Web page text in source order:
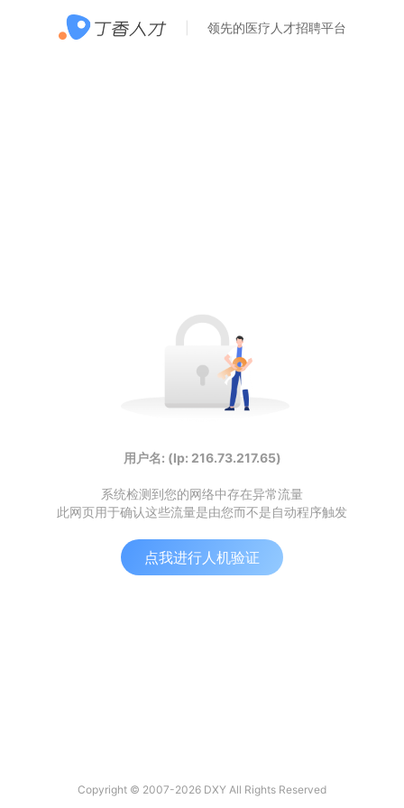
领先的医疗人才招聘平台
用户名: (Ip: 216.73.217.65)
系统检测到您的网络中存在异常流量
此网页用于确认这些流量是由您而不是自动程序触发
点我进行人机验证
Copyright © 2007-2026 DXY All Rights Reserved